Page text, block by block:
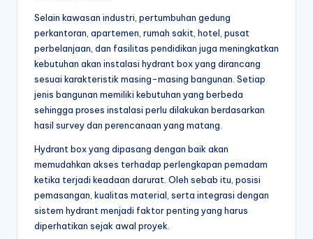
Selain kawasan industri, pertumbuhan gedung
perkantoran, apartemen, rumah sakit, hotel, pusat
perbelanjaan, dan fasilitas pendidikan juga meningkatkan
kebutuhan akan instalasi hydrant box yang dirancang
sesuai karakteristik masing-masing bangunan. Setiap
jenis bangunan memiliki kebutuhan yang berbeda
sehingga proses instalasi perlu dilakukan berdasarkan
hasil survey dan perencanaan yang matang.
Hydrant box yang dipasang dengan baik akan
memudahkan akses terhadap perlengkapan pemadam
ketika terjadi keadaan darurat. Oleh sebab itu, posisi
pemasangan, kualitas material, serta integrasi dengan
sistem hydrant menjadi faktor penting yang harus
diperhatikan sejak awal proyek.